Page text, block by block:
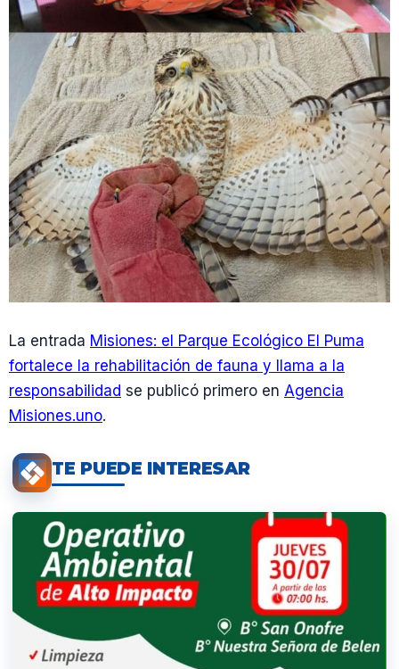
La entrada Misiones: el Parque Ecológico El Puma
fortalece la rehabilitación de fauna y llama a la
responsabilidad se publicó primero en Agencia
Misiones.uno.
TE PUEDE INTERESAR